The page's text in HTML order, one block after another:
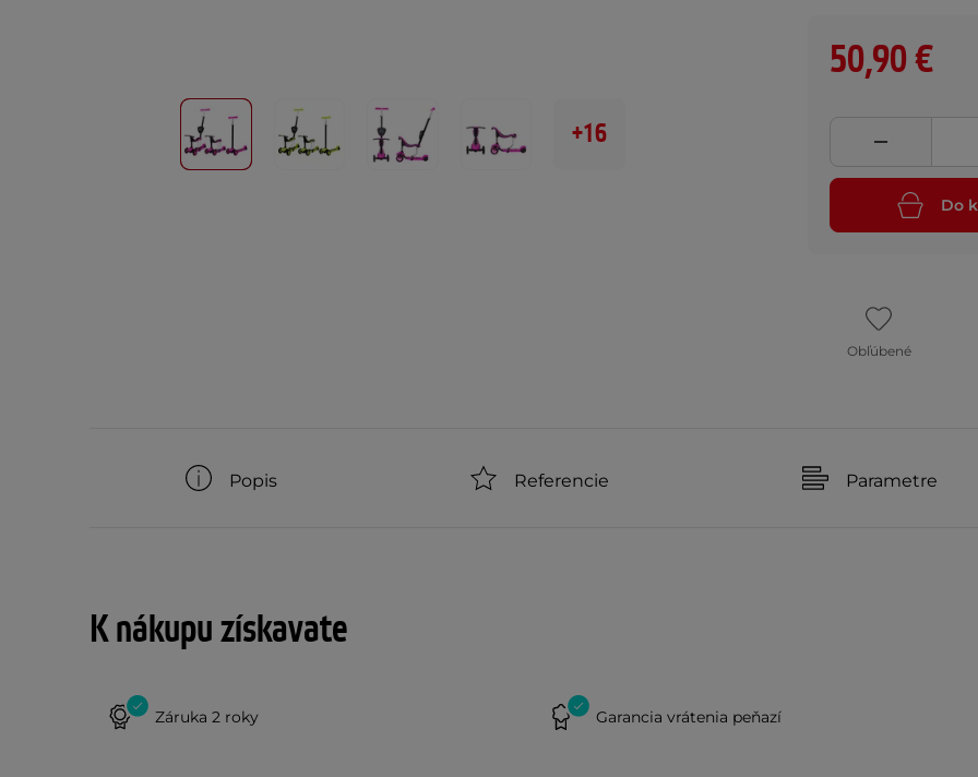
+16
50,90 €
Do
Obľúbené
Popis Referencie Parametre
K nákupu získavate
Záruka 2 roky Garancia vrátenia peňazí